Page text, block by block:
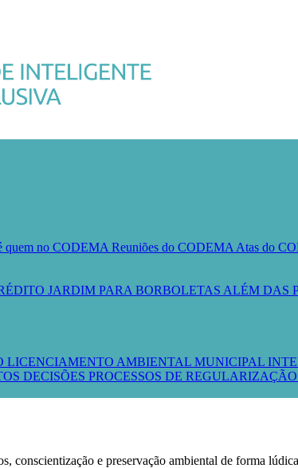
quem no CODEMA Reuniões do CODEMA Atas do
JARDIM PARA BORBOLETAS ALÉM DAS
LICENCIAMENTO AMBIENTAL MUNICIPAL
DECISÕES PROCESSOS DE
e preservação ambiental de forma lúdica